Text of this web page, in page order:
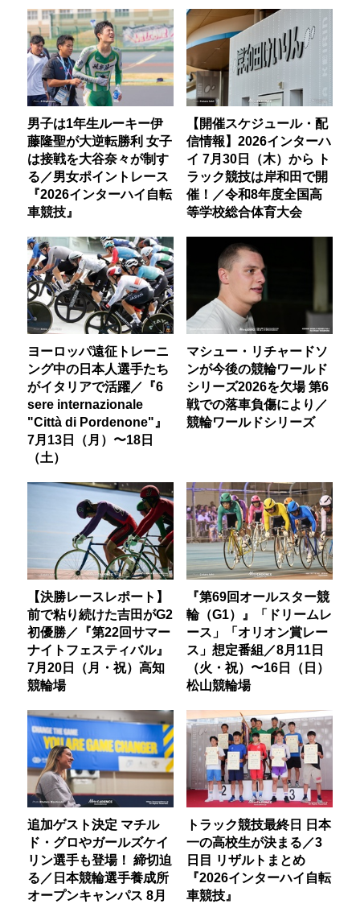
男子は1年生ルーキー伊
藤隆聖が大逆転勝利 女子
は接戦を大谷奈々が制す
る／男女ポイントレース
『2026インターハイ自転
車競技』
【開催スケジュール・配
信情報】2026インターハ
イ 7月30日（木）から ト
ラック競技は岸和田で開
催！／令和8年度全国高
等学校総合体育大会
ヨーロッパ遠征トレーニ
ング中の日本人選手たち
がイタリアで活躍／『6
sere internazionale
"Città di Pordenone"』
7月13日（月）〜18日
（土）
マシュー・リチャードソ
ンが今後の競輪ワールド
シリーズ2026を欠場 第6
戦での落車負傷により／
競輪ワールドシリーズ
【決勝レースレポート】
前で粘り続けた吉田がG2
初優勝／『第22回サマー
ナイトフェスティバル』
7月20日（月・祝）高知
競輪場
『第69回オールスター競
輪（G1）』「ドリームレ
ース」「オリオン賞レー
ス」想定番組／8月11日
（火・祝）〜16日（日）
松山競輪場
追加ゲスト決定 マチル
ド・グロやガールズケイ
リン選手も登場！ 締切迫
る／日本競輪選手養成所
オープンキャンパス 8月
トラック競技最終日 日本
一の高校生が決まる／3
日目 リザルトまとめ
『2026インターハイ自転
車競技』